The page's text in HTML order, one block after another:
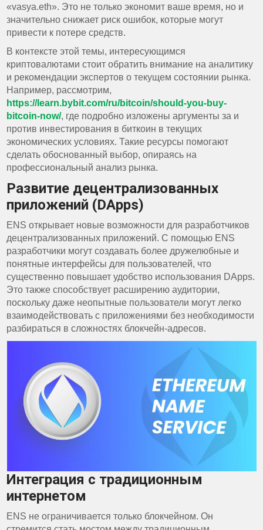
«vasya.eth». Это не только экономит ваше время, но и
значительно снижает риск ошибок, которые могут
привести к потере средств.
В контексте этой темы, интересующимся
криптовалютами стоит обратить внимание на аналитику
и рекомендации экспертов о текущем состоянии рынка.
Например, рассмотрим,
https://learn.bybit.com/ru/bitcoin/should-you-buy-
bitcoin-now/, где подробно изложены аргументы за и
против инвестирования в биткоин в текущих
экономических условиях. Такие ресурсы помогают
сделать обоснованный выбор, опираясь на
профессиональный анализ рынка.
Развитие децентрализованных
приложений (DApps)
ENS открывает новые возможности для разработчиков
децентрализованных приложений. С помощью ENS
разработчики могут создавать более дружелюбные и
понятные интерфейсы для пользователей, что
существенно повышает удобство использования DApps.
Это также способствует расширению аудитории,
поскольку даже неопытные пользователи могут легко
взаимодействовать с приложениями без необходимости
разбираться в сложностях блокчейн-адресов.
Интеграция с традиционным
интернетом
ENS не ограничивается только блокчейном. Он